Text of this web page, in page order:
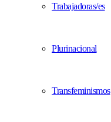
Trabajadoras/es
Plurinacional
Transfeminismos